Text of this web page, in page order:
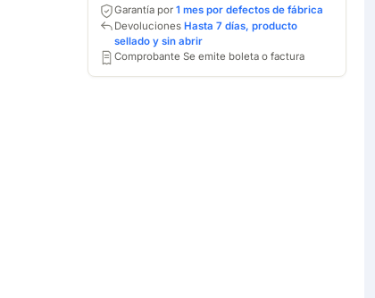
Garantía por 1 mes por defectos de fábrica
Devoluciones Hasta 7 días, producto
sellado y sin abrir
Comprobante Se emite boleta o factura